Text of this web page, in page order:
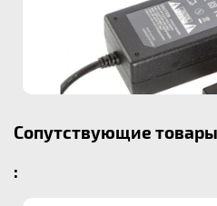
Сопутствующие
: